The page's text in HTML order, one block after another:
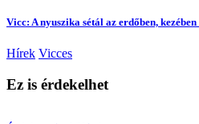
Vicc: A nyuszika sétál az erdőben,
Hírek Vicces
Ez is érdekelhet